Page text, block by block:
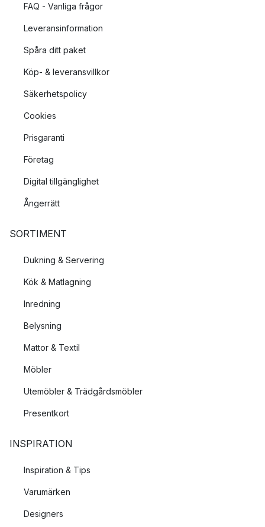
FAQ - Vanliga frågor
Leveransinformation
Spåra ditt paket
Köp- & leveransvillkor
Säkerhetspolicy
Cookies
Prisgaranti
Företag
Digital tillgänglighet
Ångerrätt
SORTIMENT
Dukning & Servering
Kök & Matlagning
Inredning
Belysning
Mattor & Textil
Möbler
Utemöbler & Trädgårdsmöbler
Presentkort
INSPIRATION
Inspiration & Tips
Varumärken
Designers